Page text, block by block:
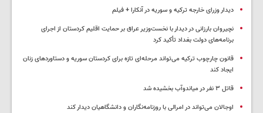
دیدار وزرای خارجه ترکیه و سوریه در آنکارا + فیلم
نچیروان بارزانی در دیدار با نخست‌وزیر عراق بر حمایت اقلیم کردستان از اجرای
برنامه‌های دولت بغداد تأکید کرد
قانون چارچوب ترکیه می‌تواند مرحله‌ای تازه برای کردستان سوریه و دستاوردهای زنان
ایجاد کند
قاتل ٣ نفر در میاندوآب بخشیده شد
اوجالان می‌تواند در امرالی با روزنامه‌نگاران و دانشگاهیان دیدار کند